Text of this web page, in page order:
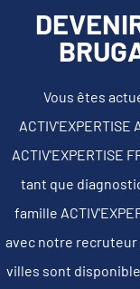
Vous êtes
ACTIV'EXPERTISE
tant que
famille
avec notre
villes sont